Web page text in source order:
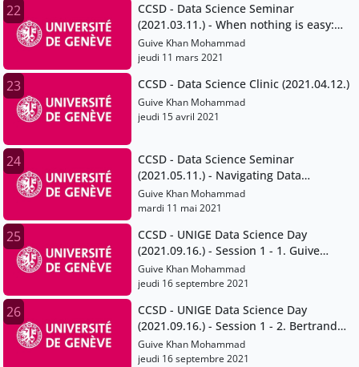
22
CCSD - Data Science Seminar
(2021.03.11.) - When nothing is easy:
Dealing with heterogeneous data and
interoperability issues
Guive Khan Mohammad
jeudi 11 mars 2021
23 CCSD - Data Science Clinic (2021.04.12.)
Guive Khan Mohammad
jeudi 15 avril 2021
24
CCSD - Data Science Seminar
(2021.05.11.) - Navigating Data
Protection and Data Ownership in
Academic Research
Guive Khan Mohammad
mardi 11 mai 2021
25
CCSD - UNIGE Data Science Day
(2021.09.16.) - Session 1 - 1. Guive
Khan-Mohammad
Guive Khan Mohammad
jeudi 16 septembre 2021
26
CCSD - UNIGE Data Science Day
(2021.09.16.) - Session 1 - 2. Bertrand
Loison
Guive Khan Mohammad
jeudi 16 septembre 2021